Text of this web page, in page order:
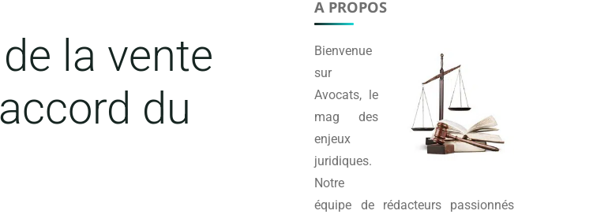
la vente
du
A PROPOS
Bienvenue
sur
Avocats, le
mag des
enjeux
juridiques.
Notre
équipe de rédacteurs passionnés